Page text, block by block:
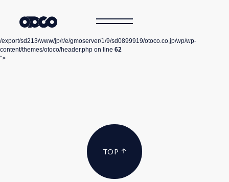
/export/sd213/www/jp/r/e/gmoserver/1/9/sd0899919/otoco.co.jp/wp/wp-
content/themes/otoco/header.php on line 62
">
TOP